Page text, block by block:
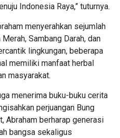
Indonesia Raya,” tuturnya.
menyerahkan sejumlah
Sambang Darah, dan
lingkungan, beberapa
memiliki manfaat herbal
masyarakat.
menerima buku-buku cerita
perjuangan Bung
Abraham berharap generasi
bangsa sekaligus